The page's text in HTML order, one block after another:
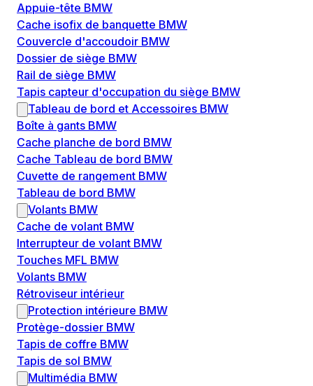
Appuie-tête BMW
Cache isofix de banquette BMW
Couvercle d'accoudoir BMW
Dossier de siège BMW
Rail de siège BMW
Tapis capteur d'occupation du siège BMW
Tableau de bord et Accessoires BMW
Boîte à gants BMW
Cache planche de bord BMW
Cache Tableau de bord BMW
Cuvette de rangement BMW
Tableau de bord BMW
Volants BMW
Cache de volant BMW
Interrupteur de volant BMW
Touches MFL BMW
Volants BMW
Rétroviseur intérieur
Protection intérieure BMW
Protège-dossier BMW
Tapis de coffre BMW
Tapis de sol BMW
Multimédia BMW